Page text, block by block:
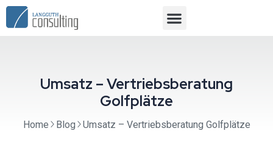
Umsatz – Vertriebsberatung
Golfplätze
Home Blog Umsatz – Vertriebsberatung Golfplätze